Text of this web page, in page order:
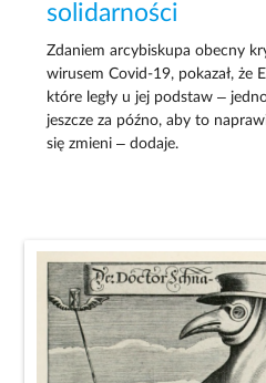
solidarności
Zdaniem arcybiskupa obecny
wirusem Covid-19, pokazał, że
które legły u jej podstaw –
jeszcze za późno, aby to
się zmieni – dodaje.